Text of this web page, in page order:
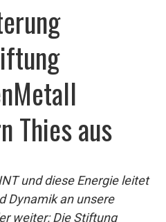
Thies aus
und diese Energie leitet
Dynamik an unsere
weiter: Die Stiftung